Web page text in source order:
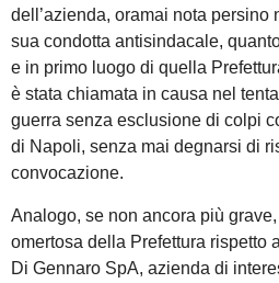
dell’azienda, oramai nota
sua condotta antisindacale,
e in primo luogo di quella
è stata chiamata in causa nel
guerra senza esclusione di colpi
di Napoli, senza mai degnarsi di
convocazione.
Analogo, se non ancora più
omertosa della Prefettura rispetto
Di Gennaro SpA, azienda di